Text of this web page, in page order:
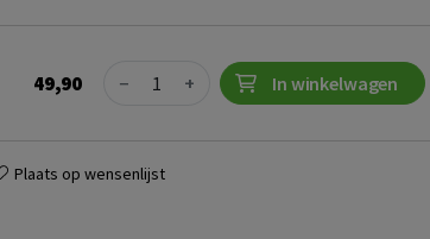
49,90 Quantity
− + In winkelwagen
Plaats op wensenlijst